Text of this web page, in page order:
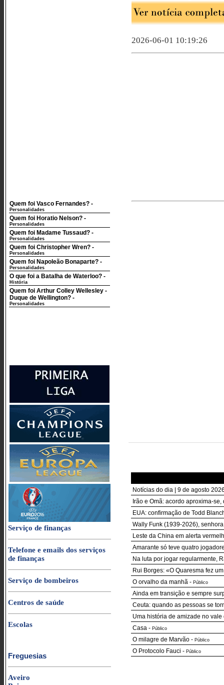
Quem foi Vasco Fernandes? -
Personalidades
Quem foi Horatio Nelson? -
Personalidades
Quem foi Madame Tussaud? -
Personalidades
Quem foi Christopher Wren? -
Personalidades
Quem foi Napoleão Bonaparte? -
Personalidades
O que foi a Batalha de Waterloo? -
História
Quem foi Arthur Colley Wellesley -
Duque de Wellington? -
Personalidades
Serviço de finanças
Telefone e emails dos serviços
de finanças
Serviço de bombeiros
Centros de saúde
Escolas
Freguesias
Aveiro
2026-06-01 10:19:26
Notícias do dia | 9 de agosto
Irão e Omã: acordo aproxima-
EUA: confirmação de Todd
Wally Funk (1939-2026),
Leste da China em alerta
Amarante só teve quatro
Na luta por jogar regularmente,
Rui Borges: «O Quaresma fez
O orvalho da manhã - Público
Ainda em transição e sempre
Ceuta: quando as pessoas se
Uma história de amizade no vale
Casa - Público
O milagre de Marvão - Público
O Protocolo Fauci - Público